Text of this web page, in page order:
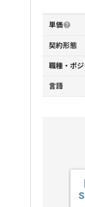
単価
契約形態
職種・ポ
言語